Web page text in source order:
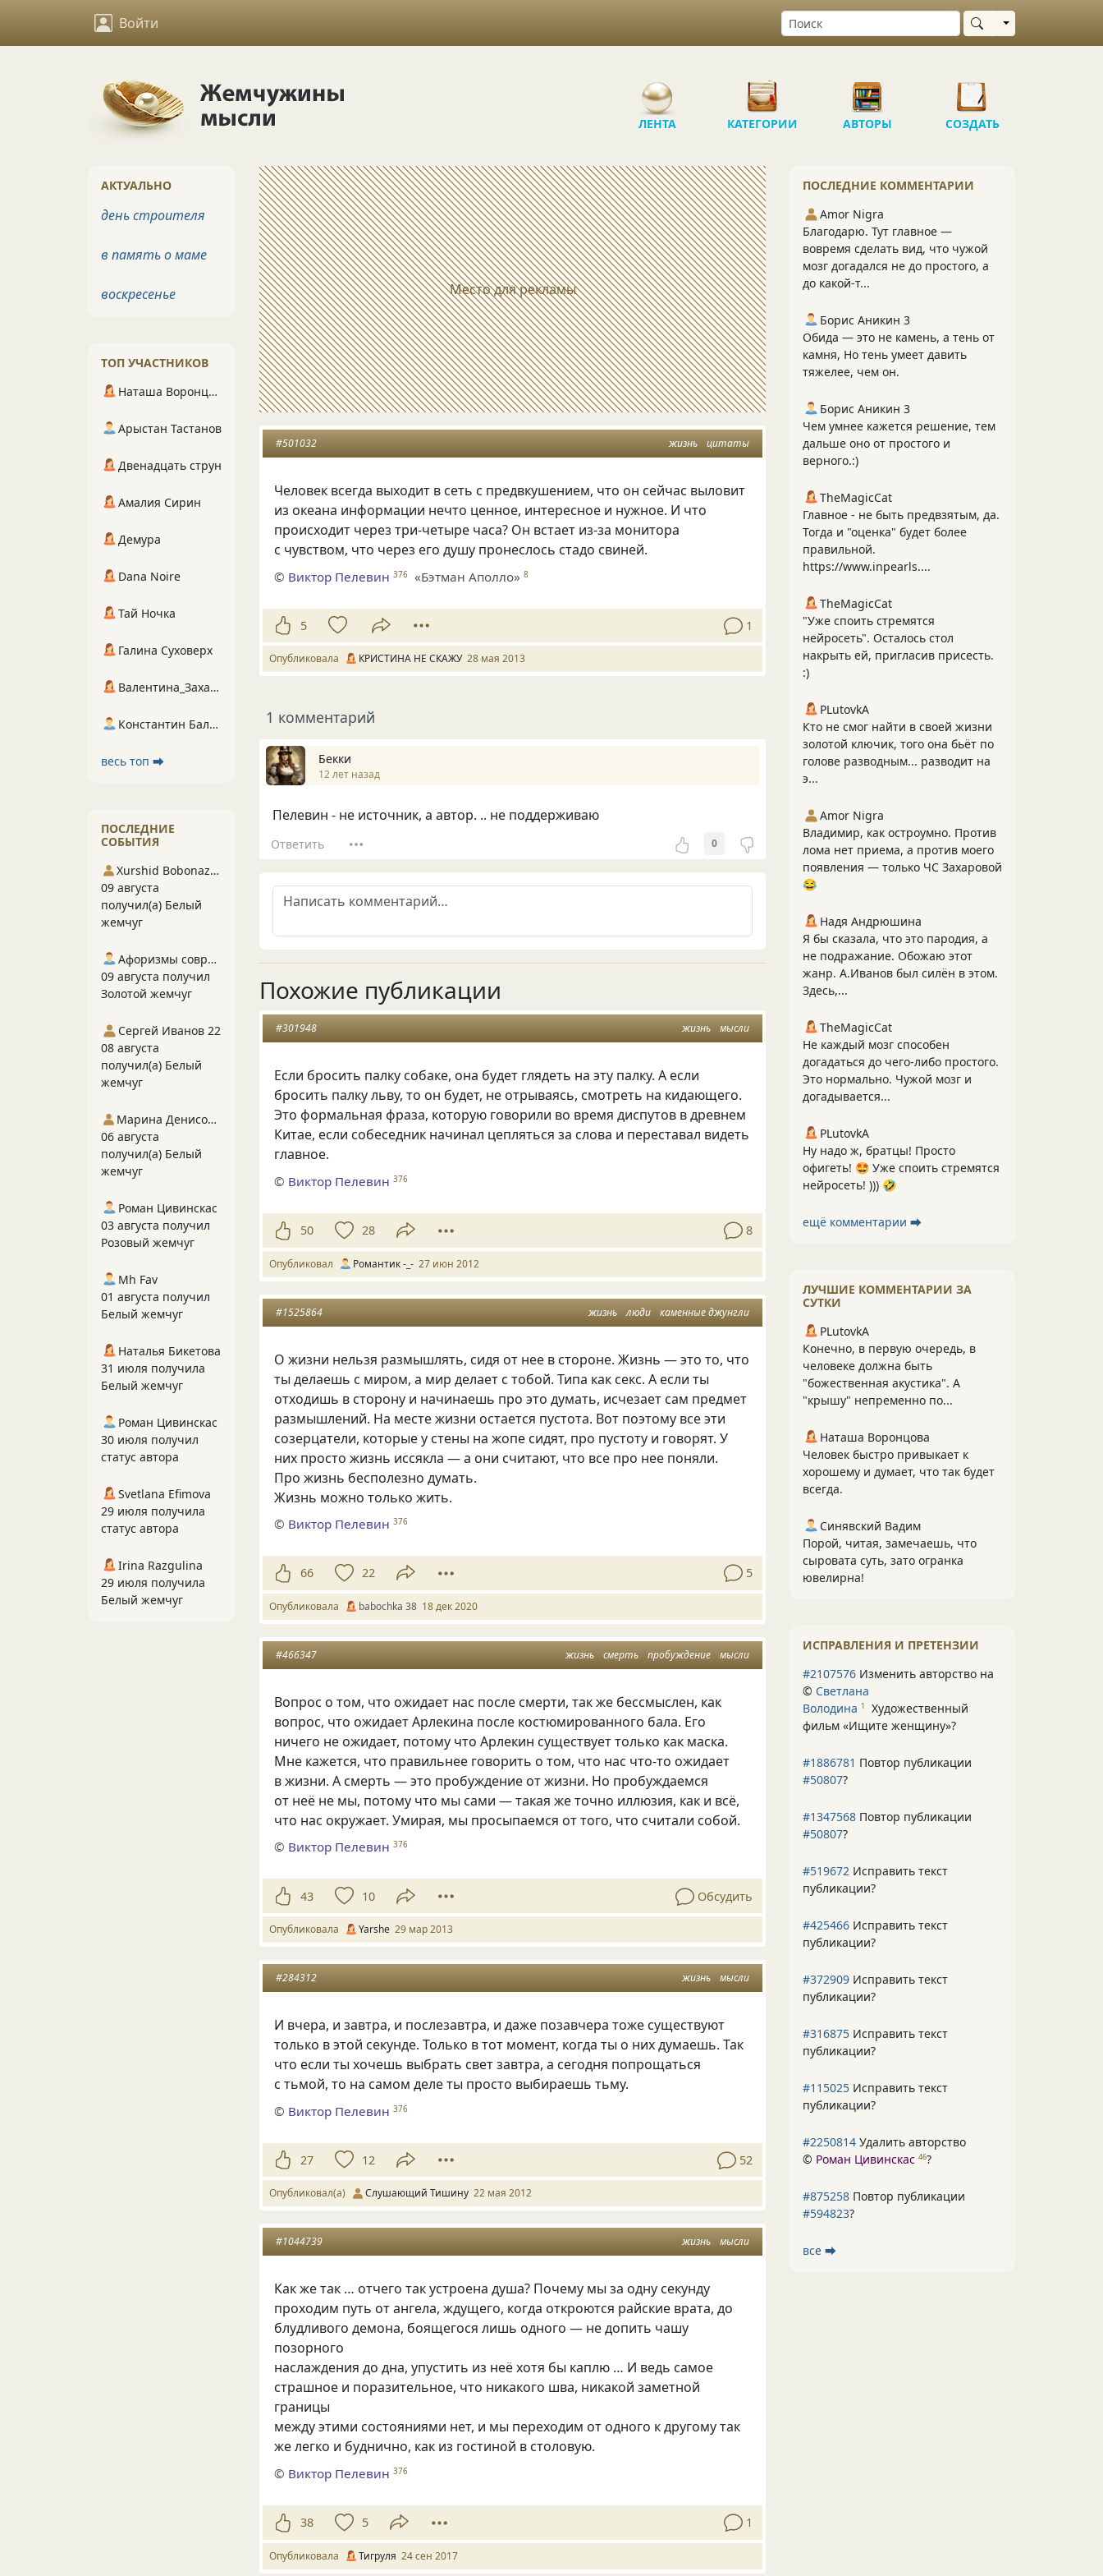
Войти Выбрать область
ЛЕНТА КАТЕГОРИИ АВТОРЫ СОЗДАТЬ
Место для рекламы
жизнь цитаты
#501032
Человек всегда выходит в сеть с предвкушением, что он сейчас выловит
из океана информации нечто ценное, интересное и нужное. И что
происходит через три-четыре часа? Он встает из-за монитора
с чувством, что через его душу пронеслось стадо свиней.
© Виктор Пелевин 376 «Бэтман Аполло» 8
5 1
Опубликовала КРИСТИНА НЕ СКАЖУ 28 мая 2013
1 комментарий
Бекки
12 лет назад
Пелевин - не источник, а автор. .. не поддерживаю
Ответить 0
Похожие публикации
жизнь мысли
#301948
Если бросить палку собаке, она будет глядеть на эту палку. А если
бросить палку льву, то он будет, не отрываясь, смотреть на кидающего.
Это формальная фраза, которую говорили во время диспутов в древнем
Китае, если собеседник начинал цепляться за слова и переставал видеть
главное.
© Виктор Пелевин 376
50 28 8
Опубликовал Романтик -_- 27 июн 2012
жизнь люди каменные джунгли
#1525864
О жизни нельзя размышлять, сидя от нее в стороне. Жизнь — это то, что
ты делаешь с миром, а мир делает с тобой. Типа как секс. А если ты
отходишь в сторону и начинаешь про это думать, исчезает сам предмет
размышлений. На месте жизни остается пустота. Вот поэтому все эти
созерцатели, которые у стены на жопе сидят, про пустоту и говорят. У
них просто жизнь иссякла — а они считают, что все про нее поняли.
Про жизнь бесполезно думать.
Жизнь можно только жить.
© Виктор Пелевин 376
66 22 5
Опубликовала babochka 38 18 дек 2020
жизнь смерть пробуждение мысли
#466347
Вопрос о том, что ожидает нас после смерти, так же бессмыслен, как
вопрос, что ожидает Арлекина после костюмированного бала. Его
ничего не ожидает, потому что Арлекин существует только как маска.
Мне кажется, что правильнее говорить о том, что нас что-то ожидает
в жизни. А смерть — это пробуждение от жизни. Но пробуждаемся
от неё не мы, потому что мы сами — такая же точно иллюзия, как и всё,
что нас окружает. Умирая, мы просыпаемся от того, что считали собой.
© Виктор Пелевин 376
43 10 Обсудить
Опубликовала Yarshe 29 мар 2013
жизнь мысли
#284312
И вчера, и завтра, и послезавтра, и даже позавчера тоже существуют
только в этой секунде. Только в тот момент, когда ты о них думаешь. Так
что если ты хочешь выбрать свет завтра, а сегодня попрощаться
с тьмой, то на самом деле ты просто выбираешь тьму.
© Виктор Пелевин 376
27 12 52
Опубликовал(а) Слушающий Тишину 22 мая 2012
жизнь мысли
#1044739
Как же так … отчего так устроена душа? Почему мы за одну секунду
проходим путь от ангела, ждущего, когда откроются райские врата, до
блудливого демона, боящегося лишь одного — не допить чашу
позорного
наслаждения до дна, упустить из неё хотя бы каплю … И ведь самое
страшное и поразительное, что никакого шва, никакой заметной
границы
между этими состояниями нет, и мы переходим от одного к другому так
же легко и буднично, как из гостиной в столовую.
© Виктор Пелевин 376
38 5 1
Опубликовала Тигруля 24 сен 2017
ПОСЛЕДНИЕ КОММЕНТАРИИ
Amor Nigra
Благодарю. Тут главное —
вовремя сделать вид, что чужой
мозг догадался не до простого, а
до какой-т...
Борис Аникин 3
Обида — это не камень, а тень от
камня, Но тень умеет давить
тяжелее, чем он.
Борис Аникин 3
Чем умнее кажется решение, тем
дальше оно от простого и
верного.:)
TheMagicCat
Главное - не быть предвзятым, да.
Тогда и "оценка" будет более
правильной.
https://www.inpearls....
TheMagicCat
"Уже споить стремятся
нейросеть". Осталось стол
накрыть ей, пригласив присесть.
:)
PLutоvkА
Кто не смог найти в своей жизни
золотой ключик, того она бьёт по
голове разводным... разводит на
э...
Amor Nigra
Владимир, как остроумно. Против
лома нет приема, а против моего
появления — только ЧС Захаровой
😂
Надя Андрюшина
Я бы сказала, что это пародия, а
не подражание. Обожаю этот
жанр. А.Иванов был силён в этом.
Здесь,...
TheMagicCat
Не каждый мозг способен
догадаться до чего-либо простого.
Это нормально. Чужой мозг и
догадывается...
PLutоvkА
Ну надо ж, братцы! Просто
офигеть! 🤩 Уже споить стремятся
нейросеть! ))) 🤣
ещё комментарии ⮕
ЛУЧШИЕ КОММЕНТАРИИ ЗА
СУТКИ
PLutоvkА
Конечно, в первую очередь, в
человеке должна быть
"божественная акустика". А
"крышу" непременно по...
Наташа Воронцова
Человек быстро привыкает к
хорошему и думает, что так будет
всегда.
Синявский Вадим
Порой, читая, замечаешь, что
сыровата суть, зато огранка
ювелирна!
ИСПРАВЛЕНИЯ И ПРЕТЕНЗИИ
#2107576 Изменить авторство на
© Светлана
Володина 1
Художественный
фильм «Ищите женщину»?
#1886781 Повтор публикации
#50807?
#1347568 Повтор публикации
#50807?
#519672 Исправить текст
публикации?
#425466 Исправить текст
публикации?
#372909 Исправить текст
публикации?
#316875 Исправить текст
публикации?
#115025 Исправить текст
публикации?
#2250814 Удалить авторство
© Роман Цивинскас 46?
#875258 Повтор публикации
#594823?
все ⮕
АКТУАЛЬНО
день строителя
в память о маме
воскресенье
ТОП УЧАСТНИКОВ
Наташа Воронцова
Арыстан Тастанов
Двенадцать струн
Амалия Сирин
Демура
Dana Noire
Тай Ночка
Галина Суховерх
Валентина_Захарова
Константин Балухта
весь топ ⮕
ПОСЛЕДНИЕ
СОБЫТИЯ
Xurshid Bobonazarov
09 августа
получил(а) Белый
жемчуг
Афоризмы современников
09 августа получил
Золотой жемчуг
Сергей Иванов 22
08 августа
получил(а) Белый
жемчуг
Марина Денисова 5
06 августа
получил(а) Белый
жемчуг
Роман Цивинскас
03 августа получил
Розовый жемчуг
Mh Fav
01 августа получил
Белый жемчуг
Наталья Бикетова
31 июля получила
Белый жемчуг
Роман Цивинскас
30 июля получил
статус автора
Svetlana Efimova
29 июля получила
статус автора
Irina Razgulina
29 июля получила
Белый жемчуг